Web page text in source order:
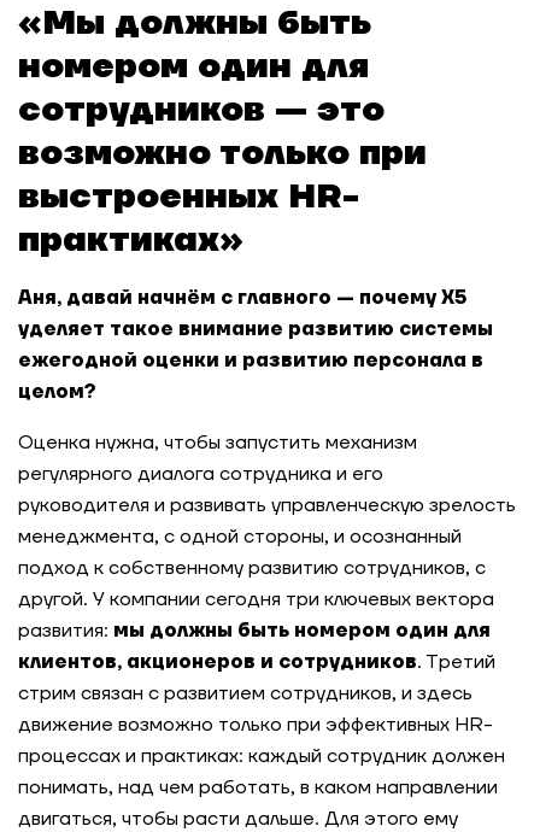
«Мы должны быть
номером один для
сотрудников — это
возможно только при
выстроенных HR-
практиках»
Аня, давай начнём с главного — почему Х5
уделяет такое внимание развитию системы
ежегодной оценки и развитию персонала в
целом?
Оценка нужна, чтобы запустить механизм
регулярного диалога сотрудника и его
руководителя и развивать управленческую зрелость
менеджмента, с одной стороны, и осознанный
подход к собственному развитию сотрудников, с
другой. У компании сегодня три ключевых вектора
развития: мы должны быть номером один для
клиентов, акционеров и сотрудников. Третий
стрим связан с развитием сотрудников, и здесь
движение возможно только при эффективных HR-
процессах и практиках: каждый сотрудник должен
понимать, над чем работать, в каком направлении
двигаться, чтобы расти дальше. Для этого ему